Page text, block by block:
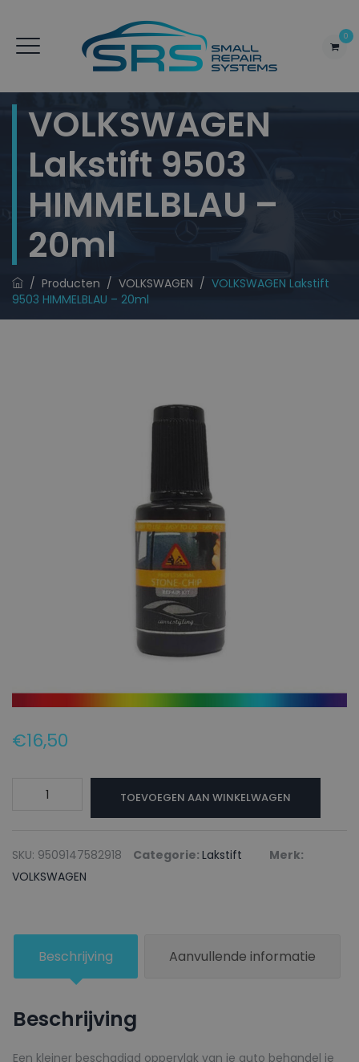
0
VOLKSWAGEN
Lakstift 9503
HIMMELBLAU –
20ml
/ Producten / VOLKSWAGEN / VOLKSWAGEN Lakstift
9503 HIMMELBLAU – 20ml
€16,50
VOLKSWAGEN
HIMMELBLAU
-
TOEVOEGEN AAN WINKELWAGEN
SKU: 9509147582918 Categorie: Lakstift
Merk:
VOLKSWAGEN
Beschrijving Aanvullende informatie
Beschrijving
Een kleiner beschadigd oppervlak van je auto behandel je